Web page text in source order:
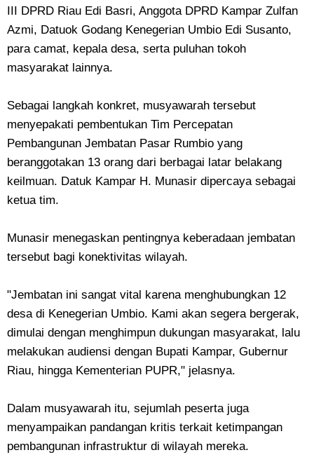
III DPRD Riau Edi Basri, Anggota DPRD Kampar Zulfan
Azmi, Datuok Godang Kenegerian Umbio Edi Susanto,
para camat, kepala desa, serta puluhan tokoh
masyarakat lainnya.
Sebagai langkah konkret, musyawarah tersebut
menyepakati pembentukan Tim Percepatan
Pembangunan Jembatan Pasar Rumbio yang
beranggotakan 13 orang dari berbagai latar belakang
keilmuan. Datuk Kampar H. Munasir dipercaya sebagai
ketua tim.
Munasir menegaskan pentingnya keberadaan jembatan
tersebut bagi konektivitas wilayah.
"Jembatan ini sangat vital karena menghubungkan 12
desa di Kenegerian Umbio. Kami akan segera bergerak,
dimulai dengan menghimpun dukungan masyarakat, lalu
melakukan audiensi dengan Bupati Kampar, Gubernur
Riau, hingga Kementerian PUPR," jelasnya.
Dalam musyawarah itu, sejumlah peserta juga
menyampaikan pandangan kritis terkait ketimpangan
pembangunan infrastruktur di wilayah mereka.